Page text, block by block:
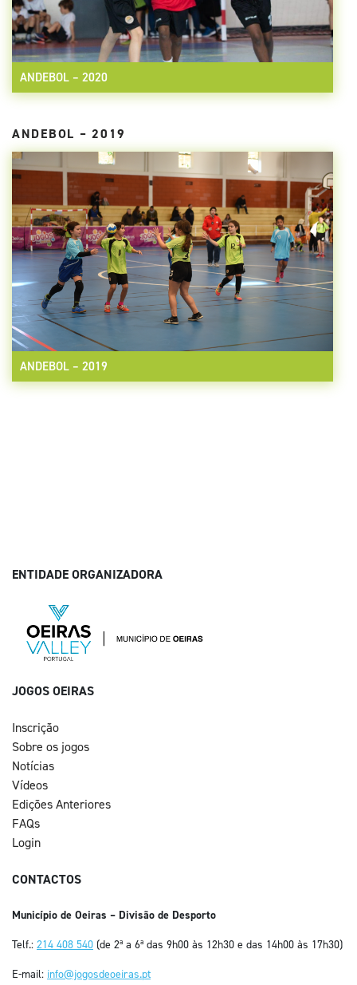
ANDEBOL – 2020
ANDEBOL – 2019
ANDEBOL – 2019
ENTIDADE ORGANIZADORA
JOGOS OEIRAS
Inscrição
Sobre os jogos
Notícias
Vídeos
Edições Anteriores
FAQs
Login
CONTACTOS
Município de Oeiras – Divisão de Desporto
Telf.: 214 408 540 (de 2ª a 6ª das 9h00 às 12h30 e das 14h00 às 17h30)
E-mail: info@jogosdeoeiras.pt